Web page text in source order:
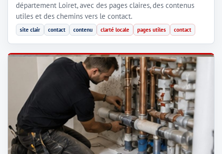
département Loiret, avec des pages claires, des contenus
utiles et des chemins vers le contact.
site clair contact contenu clarté locale pages utiles contact